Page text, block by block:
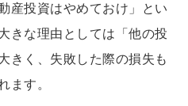
産投資はやめておけ」とい
きな理由としては「他の投
きく、失敗した際の損失も
ます。